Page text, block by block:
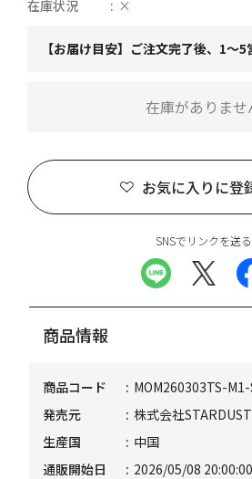
在庫状況 ×
【お届け目安】ご注文完了後、1～
お気に入りに登
在庫がありませ
SNSでリンクを送る
商品情報
商品コード
MOM260303TS-
発売元
株式会社
生産国
中国
通販開始日
2026/05/08 20:00:00